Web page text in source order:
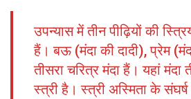
उपन्यास में तीन पीढ़ियों की
हैं। बऊ (मंदा की दादी), प्रेम
तीसरा चरित्र मंदा हैं। यहां मंदा
स्त्री है। स्त्री अस्मिता के